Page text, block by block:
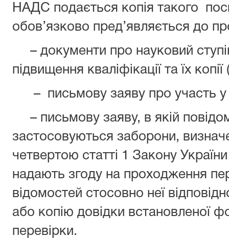
НАДС подається копія такого
обов’язково пред’являється до
– документи про науковий
підвищення кваліфікації та їх
– письмову заяву про участь у
– письмову заяву, в якій
застосовуються заборони,
четвертою статті 1 Закону
надають згоду на проходження
відомостей стосовно неї
або копію довідки встановленої
перевірки.